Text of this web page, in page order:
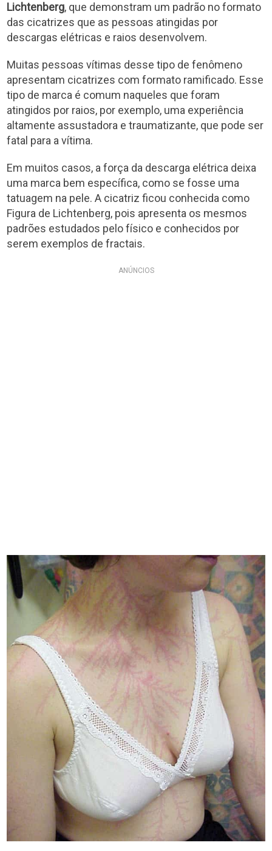
Lichtenberg, que demonstram um padrão no formato
das cicatrizes que as pessoas atingidas por
descargas elétricas e raios desenvolvem.
Muitas pessoas vítimas desse tipo de fenômeno
apresentam cicatrizes com formato ramificado. Esse
tipo de marca é comum naqueles que foram
atingidos por raios, por exemplo, uma experiência
altamente assustadora e traumatizante, que pode ser
fatal para a vítima.
Em muitos casos, a força da descarga elétrica deixa
uma marca bem específica, como se fosse uma
tatuagem na pele. A cicatriz ficou conhecida como
Figura de Lichtenberg, pois apresenta os mesmos
padrões estudados pelo físico e conhecidos por
serem exemplos de fractais.
ANÚNCIOS